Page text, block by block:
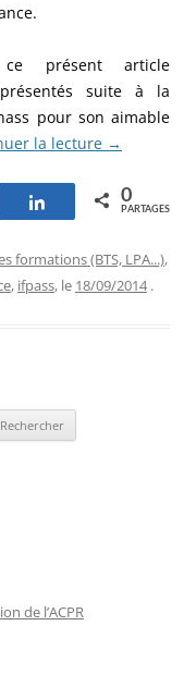
présent article
suite à la
pour son aimable
la lecture →
Partagez 0
PARTAGES
formations (BTS, LPA...),
, ifpass, le 18/09/2014 .
de l’ACPR